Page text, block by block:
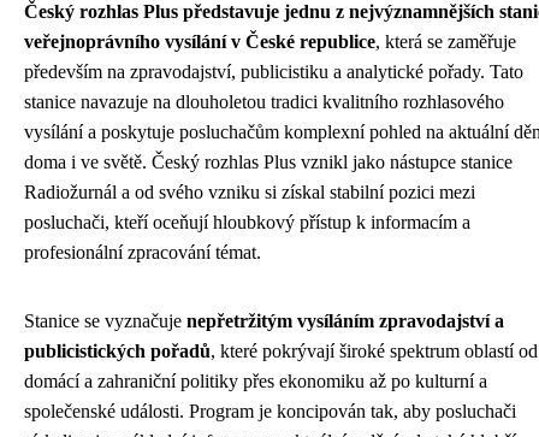
Český rozhlas Plus představuje jednu z nejvýznamnějších
veřejnoprávního vysílání v České republice, která se zaměřuje
především na zpravodajství, publicistiku a analytické pořady. Tato
stanice navazuje na dlouholetou tradici kvalitního rozhlasového
vysílání a poskytuje posluchačům komplexní pohled na aktuální
doma i ve světě. Český rozhlas Plus vznikl jako nástupce stanice
Radiožurnál a od svého vzniku si získal stabilní pozici mezi
posluchači, kteří oceňují hloubkový přístup k informacím a
profesionální zpracování témat.
Stanice se vyznačuje nepřetržitým vysíláním zpravodajství a
publicistických pořadů, které pokrývají široké spektrum oblastí od
domácí a zahraniční politiky přes ekonomiku až po kulturní a
společenské události. Program je koncipován tak, aby posluchači